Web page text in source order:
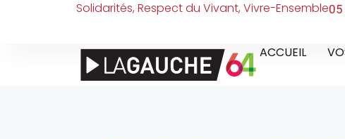
Solidarités, Respect du Vivant, Vivre-Ensemble
ACCUEIL